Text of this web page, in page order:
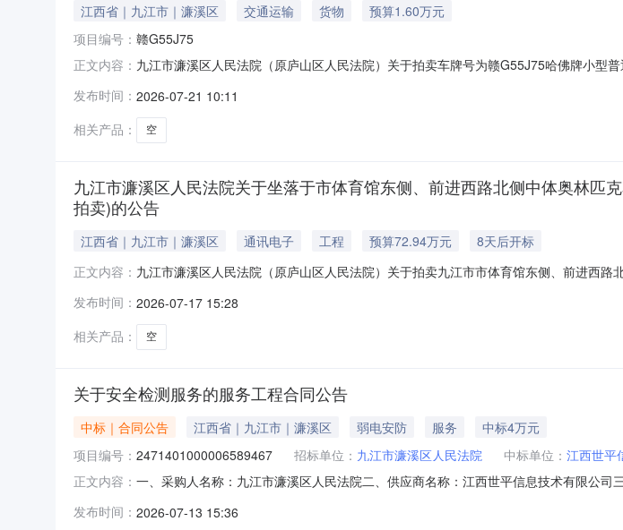
江西省｜九江市｜濂溪区 交通运输 货物
预算1.60万元
项目编号： 赣G55J75
正文内容： 九江市濂溪区人民法院（原庐山区人民法院）关于拍卖车牌号为赣G55J75哈佛牌小型
06日10时至2026年08月07日10时止（延时的除外）在九江市濂溪区人民法院淘宝司
活动，现公告如下：一、拍卖标的：车牌号为赣G55J75哈佛牌小型普通客车参考价为
发布时间： 2026-07-21 10:11
相关产品：
空
九江市濂溪区人民法院关于坐落于市体育馆东侧、前进西路北侧中体奥林匹
拍卖)的公告
江西省｜九江市｜濂溪区 通讯电子 工程 预算72.94万元
8天后开标
正文内容： 九江市濂溪区人民法院（原庐山区人民法院）关于拍卖九江市市体育馆东侧、前进西
民法院：网址https://sf.taobao.com/0792/10），现公告如下：一、拍卖标的：市体育
发布时间： 2026-07-17 15:28
相关产品：
空
关于安全检测服务的服务工程合同公告
中标｜合同公告 江西省｜九江市｜濂溪区 弱电安防 服务
中标4万元
项目编号： 2471401000006589467 招标单位： 九江市濂溪区人民法院 中标单位： 江西世平
正文内容： 一、采购人名称：九江市濂溪区人民法院二、供应商名称：江西世平信息技术有限公
标的基本概况：七、其它事项：无八、联系方式1、采购人名称：九江市濂溪区人民法
发布时间： 2026-07-13 15:36